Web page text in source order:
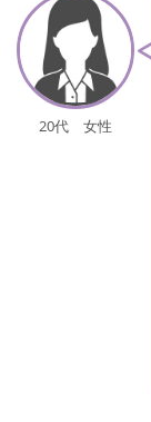
20代 女性